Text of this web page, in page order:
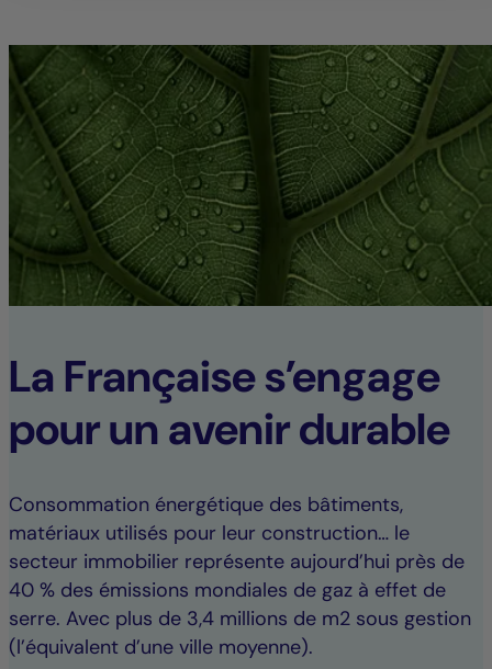
La Française s’engage
pour un avenir durable
Consommation énergétique des bâtiments,
matériaux utilisés pour leur construction… le
secteur immobilier représente aujourd’hui près de
40 % des émissions mondiales de gaz à effet de
serre. Avec plus de 3,4 millions de m2 sous gestion
(l’équivalent d’une ville moyenne).